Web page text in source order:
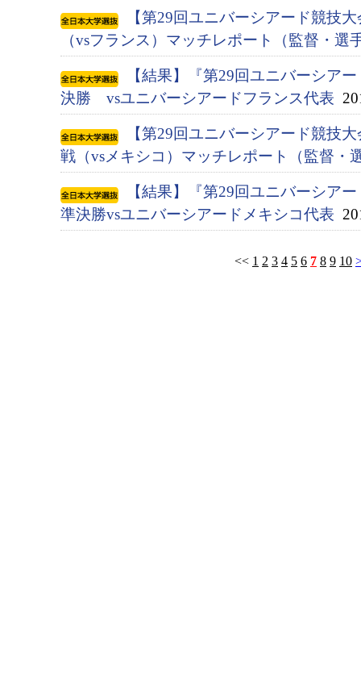
【第29回ユニバーシアード競技
（vsフランス）マッチレポート（監督・選
【結果】『第29回ユニバーシア
決勝 vsユニバーシアードフランス代表
【第29回ユニバーシアード競技
戦（vsメキシコ）マッチレポート（監督・
【結果】『第29回ユニバーシア
準決勝vsユニバーシアードメキシコ代表
<< 1 2 3 4 5 6 7 8 9 10